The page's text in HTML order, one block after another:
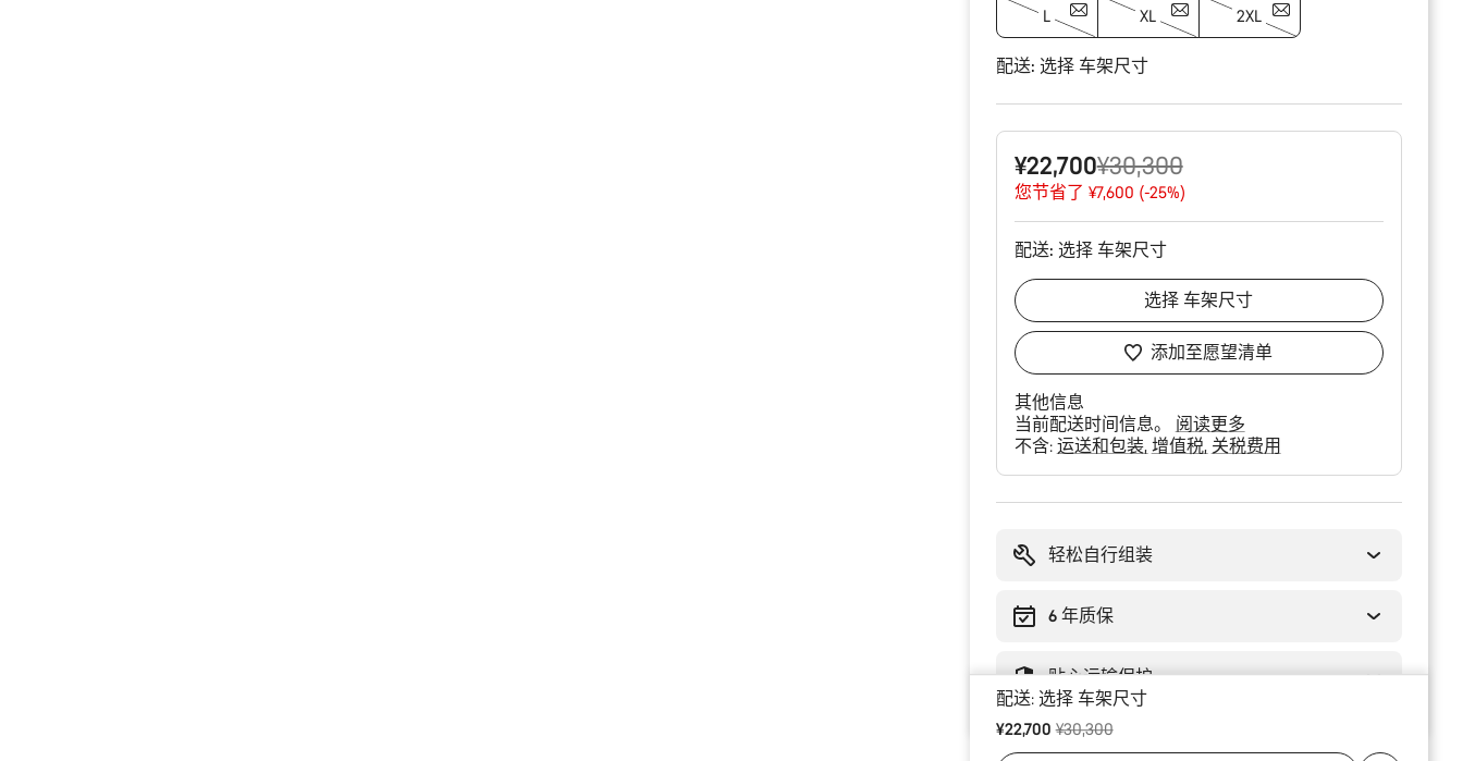
L XL 2XL
配送: 选择 车架尺寸
¥22,700
原
价
¥30,300
您节省了 ¥7,600 (-25%)
配送: 选择 车架尺寸
选择 车架尺寸
添加至愿望清单
其他信息
当前配送时间信息。 阅读更多
不含: 运送和包装 增值税 关税费用
轻松自行组装
6 年质保
贴心运输保护
配送: 选择 车架尺寸
¥22,700原价
¥30,300